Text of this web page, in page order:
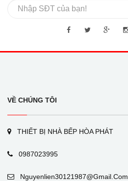
VỀ CHÚNG TÔI
THIẾT BỊ NHÀ BẾP HÒA PHÁT
0987023995
Nguyenlien30121987@gmail.com